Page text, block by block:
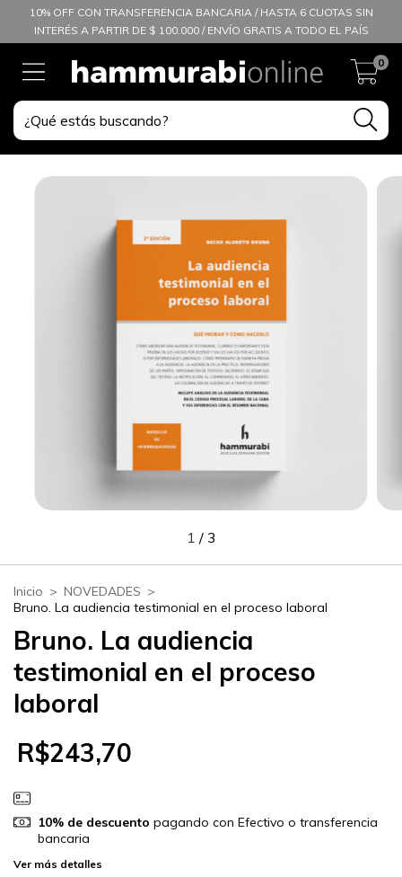
10% OFF CON TRANSFERENCIA BANCARIA / HASTA 6 CUOTAS SIN
INTERÉS A PARTIR DE $ 100.000 / ENVÍO GRATIS A TODO EL PAÍS
0
1 / 3
Inicio > NOVEDADES >
Bruno. La audiencia testimonial en el proceso laboral
Bruno. La audiencia
testimonial en el proceso
laboral
R$243,70
10% de descuento pagando con Efectivo o transferencia
bancaria
Ver más detalles